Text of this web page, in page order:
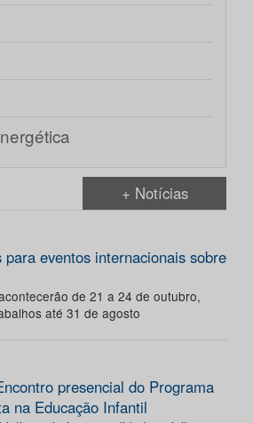
+ Notícias
eventos internacionais sobre
de 21 a 24 de outubro,
até 31 de agosto
presencial do Programa
na Educação Infantil